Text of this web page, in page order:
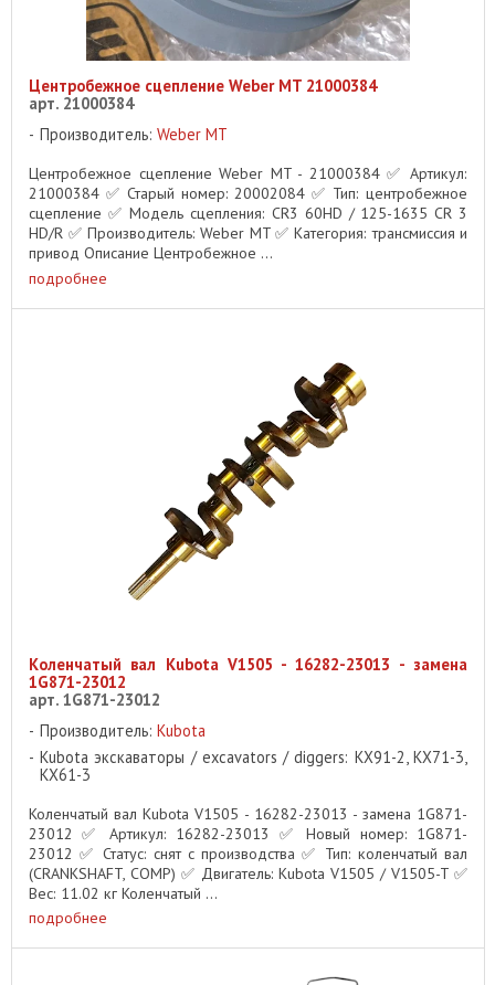
Центробежное сцепление Weber MT 21000384
арт. 21000384
Производитель: Weber MT
Центробежное сцепление Weber MT - 21000384 ✅ Артикул:
21000384 ✅ Старый номер: 20002084 ✅ Тип: центробежное
сцепление ✅ Модель сцепления: CR3 60HD / 125-1635 CR 3
HD/R ✅ Производитель: Weber MT ✅ Категория: трансмиссия и
привод Описание Центробежное ...
подробнее
Коленчатый вал Kubota V1505 - 16282-23013 - замена
1G871-23012
арт. 1G871-23012
Производитель: Kubota
Kubota экскаваторы / excavators / diggers: KX91-2, KX71-3,
KX61-3
Коленчатый вал Kubota V1505 - 16282-23013 - замена 1G871-
23012 ✅ Артикул: 16282-23013 ✅ Новый номер: 1G871-
23012 ✅ Статус: снят с производства ✅ Тип: коленчатый вал
(CRANKSHAFT, COMP) ✅ Двигатель: Kubota V1505 / V1505-T ✅
Вес: 11.02 кг Коленчатый ...
подробнее